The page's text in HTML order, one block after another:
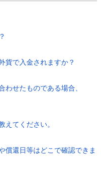
貨で入金されますか？
わせたものである場合、
えてください。
償還日等はどこで確認できま